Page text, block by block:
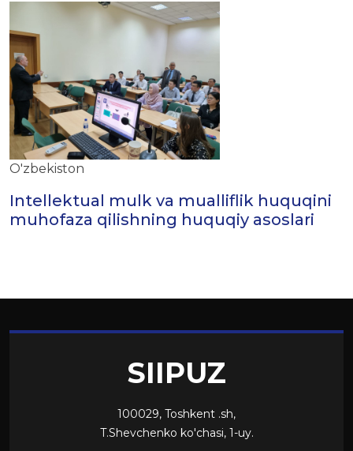
O'zbekiston
Intellektual mulk va mualliflik huquqini
muhofaza qilishning huquqiy asoslari
SIIPUZ
100029, Toshkent .sh,
T.Shevchenko ko'chasi, 1-uy.